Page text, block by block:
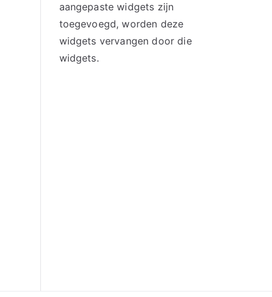
aangepaste widgets zijn
toegevoegd, worden deze
widgets vervangen door die
widgets.